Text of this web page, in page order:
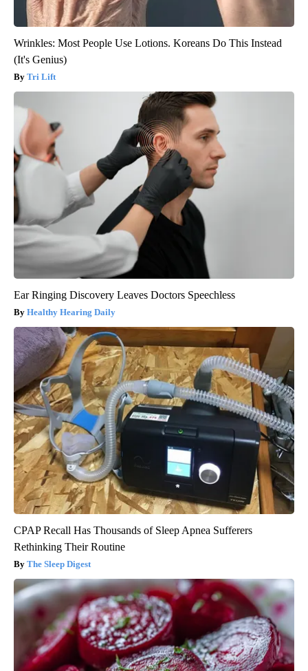
Wrinkles: Most People Use Lotions. Koreans Do This Instead
(It's Genius)
Tri Lift
Ear Ringing Discovery Leaves Doctors Speechless
Healthy Hearing Daily
CPAP Recall Has Thousands of Sleep Apnea Sufferers
Rethinking Their Routine
The Sleep Digest